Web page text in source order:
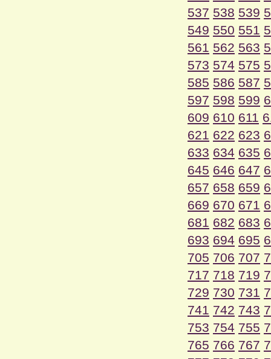
537 538 539
549 550 551
561 562 563
573 574 575
585 586 587
597 598 599
609 610 611
621 622 623
633 634 635
645 646 647
657 658 659
669 670 671
681 682 683
693 694 695
705 706 707
717 718 719
729 730 731
741 742 743
753 754 755
765 766 767